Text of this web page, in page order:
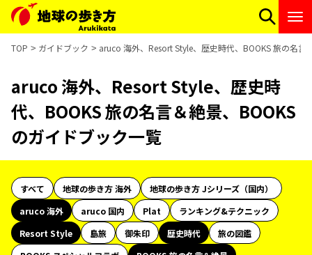
TOP ガイドブック aruco 海外、Resort Style、歴史時代、BOOKS 旅の名言
aruco 海外、Resort Style、歴史時
代、BOOKS 旅の名言＆絶景、BOOKS
のガイドブック一覧
すべて 地球の歩き方 海外
地球の歩き方 Jシリーズ（国内）
aruco 海外
aruco 国内 Plat
ランキング&テクニック
Resort Style
島旅 御朱印 歴史時代
旅の図鑑